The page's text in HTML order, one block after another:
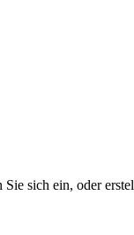
sich ein, oder